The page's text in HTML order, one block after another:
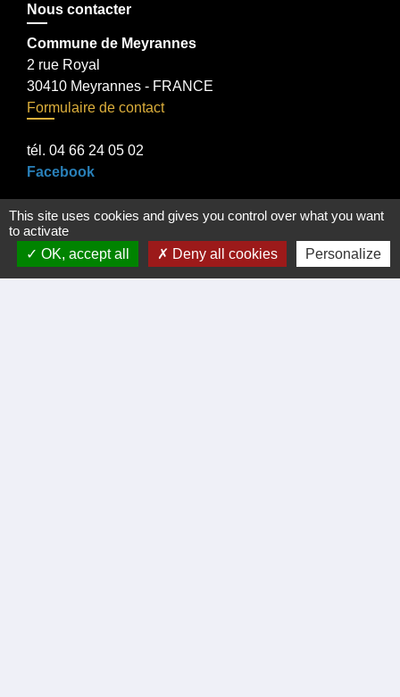
Nous contacter
Commune de Meyrannes
2 rue Royal
30410 Meyrannes - FRANCE
Formulaire de contact
tél. 04 66 24 05 02
Facebook
Liens
This site uses cookies and gives you control over what you want
to activate
OK, accept all
Deny all cookies Personalize